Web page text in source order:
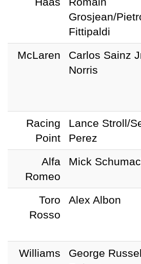
Grosjean/
Fittipaldi
McLaren
Carlos Sainz
Norris
Racing
Point
Lance Stroll/
Perez
Alfa
Romeo
Mick
Toro
Rosso
Alex Albon
Williams
George